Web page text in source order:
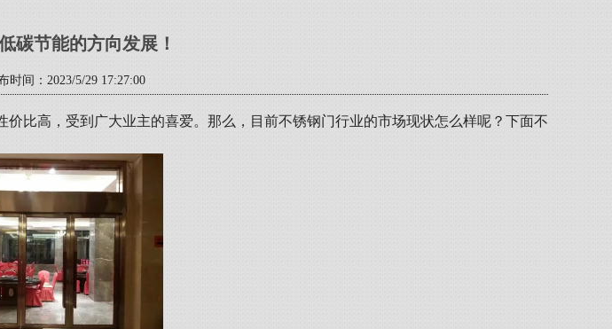
碳节能的方向发展！
间：2023/5/29 17:27:00
比高，受到广大业主的喜爱。那么，目前不锈钢门行业的市场现状怎么样呢？下面不